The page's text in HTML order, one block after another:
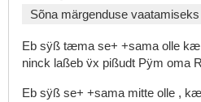
Sõna märgenduse
Eb sÿß tæma se+ +sama olle kæ
ninck laßeb v̈x pißudt Pÿm oma
Eb sÿß se+ +sama mitte olle , kæ